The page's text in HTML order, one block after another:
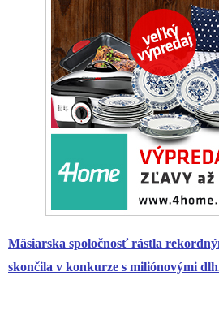
Mäsiarska spoločnosť rástla
skončila v konkurze s miliónovými